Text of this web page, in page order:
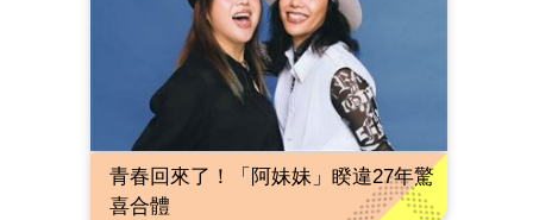
青春回來了！「阿妹妹」睽違27年驚
喜合體